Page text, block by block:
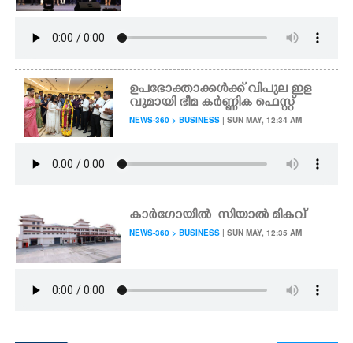
ഉപഭോക്താക്കൾക്ക് വിപുല ഇള
വുമായി ഭീമ കർണ്ണിക ഫെസ്റ്റ്
NEWS-360 > BUSINESS | SUN MAY, 12:34 AM
കാ​ർ​ഗോയിൽ​ ​ ​സി​യാൽ മികവ്
NEWS-360 > BUSINESS | SUN MAY, 12:35 AM